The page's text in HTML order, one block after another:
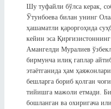
Шу туфайли бўлса керак,
Ўтунбоева билан унинг
ҳашаматли қароргоҳида
кейин эса
Амангелди Муралиев
бирмунча илиқ гаплар
этаётганида ҳам
бешларга бориб қолган
тийишга мажоли етмади.
бошланган ва охиригача